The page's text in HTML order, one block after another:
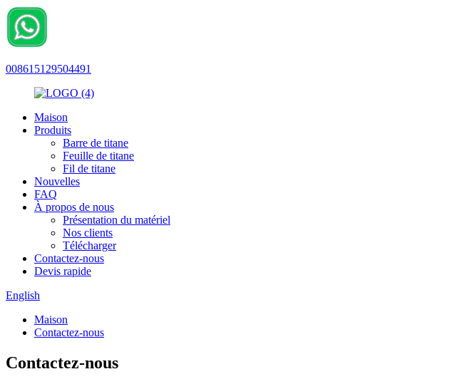
008615129504491
Maison
Produits
Barre de titane
Feuille de titane
Fil de titane
Nouvelles
FAQ
À propos de nous
Présentation du matériel
Nos clients
Télécharger
Contactez-nous
Devis rapide
English
Maison
Contactez-nous
Contactez-nous